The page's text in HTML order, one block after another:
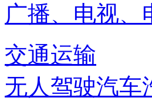
广播、电视、
交通运输
无人驾驶汽车